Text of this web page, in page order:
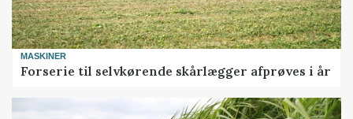
MASKINER
Forserie til selvkørende skårlægger afprøves i år